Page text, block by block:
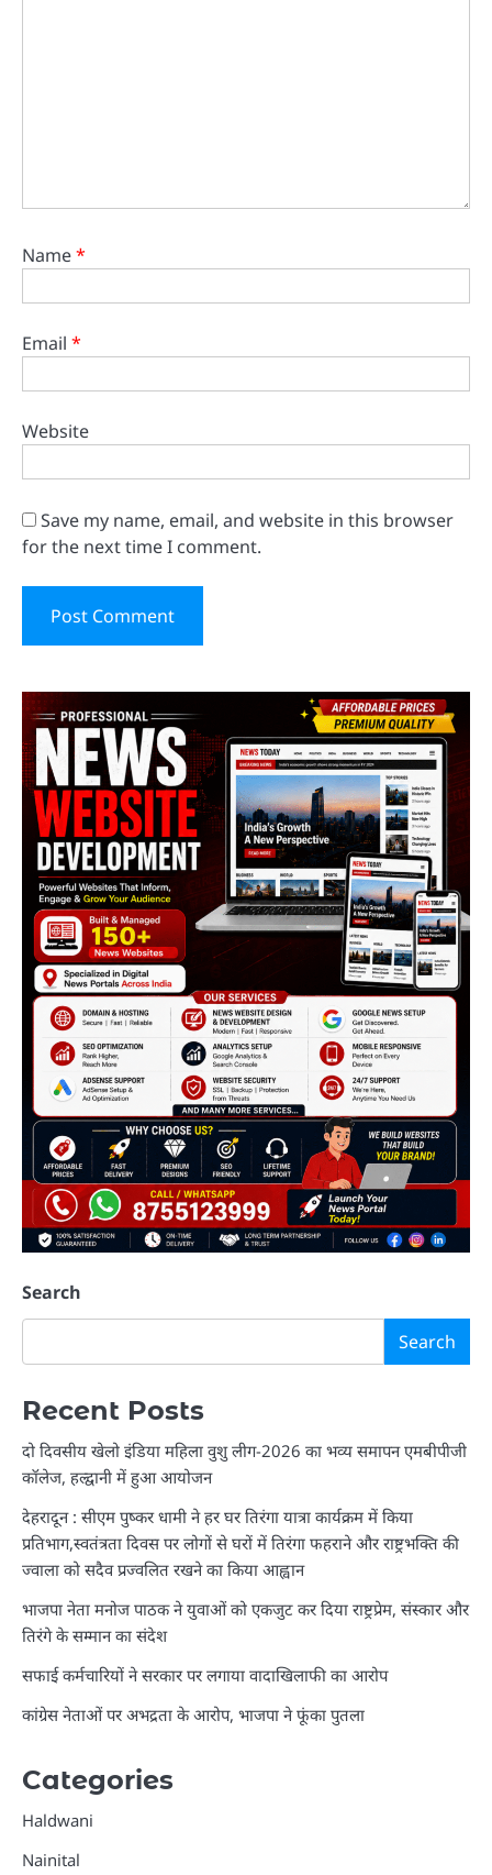
Name*
Email *
Website
Save my name, email, and website in this browser
for the next time I comment.
Search
Search
Recent Posts
दो दिवसीय खेलो इंडिया महिला वुशु लीग-2026 का भव्य समापन एमबीपीजी
कॉलेज, हल्द्वानी में हुआ आयोजन
देहरादून : सीएम पुष्कर धामी ने हर घर तिरंगा यात्रा कार्यक्रम में किया
प्रतिभाग,स्वतंत्रता दिवस पर लोगों से घरों में तिरंगा फहराने और राष्ट्रभक्ति की
ज्वाला को सदैव प्रज्वलित रखने का किया आह्वान
भाजपा नेता मनोज पाठक ने युवाओं को एकजुट कर दिया राष्ट्रप्रेम, संस्कार और
तिरंगे के सम्मान का संदेश
सफाई कर्मचारियों ने सरकार पर लगाया वादाखिलाफी का आरोप
कांग्रेस नेताओं पर अभद्रता के आरोप, भाजपा ने फूंका पुतला
Categories
Haldwani
Nainital